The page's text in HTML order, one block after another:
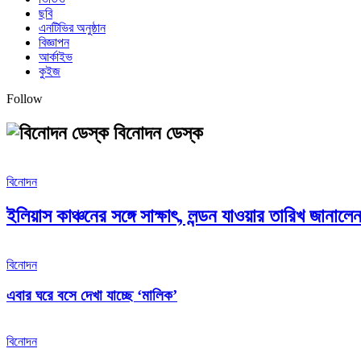
ছবি
এনটিভির অনুষ্ঠান
বিজ্ঞাপন
আর্কাইভ
কুইজ
Follow
বিনোদন ডেস্ক
বিনোদন
ইলিয়াস কাঞ্চনের সঙ্গে সাক্ষাৎ, লন্ডন যাওয়ার তারিখ
বিনোদন
এবার ঘরে বসে দেখা যাচ্ছে ‘মালিক’
বিনোদন